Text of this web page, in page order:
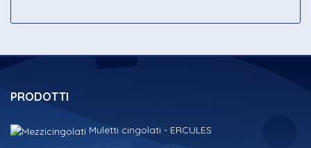
PRODOTTI
Muletti cingolati - ERCULES